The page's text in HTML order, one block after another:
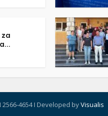
2566-4654 I Developed byVisualis